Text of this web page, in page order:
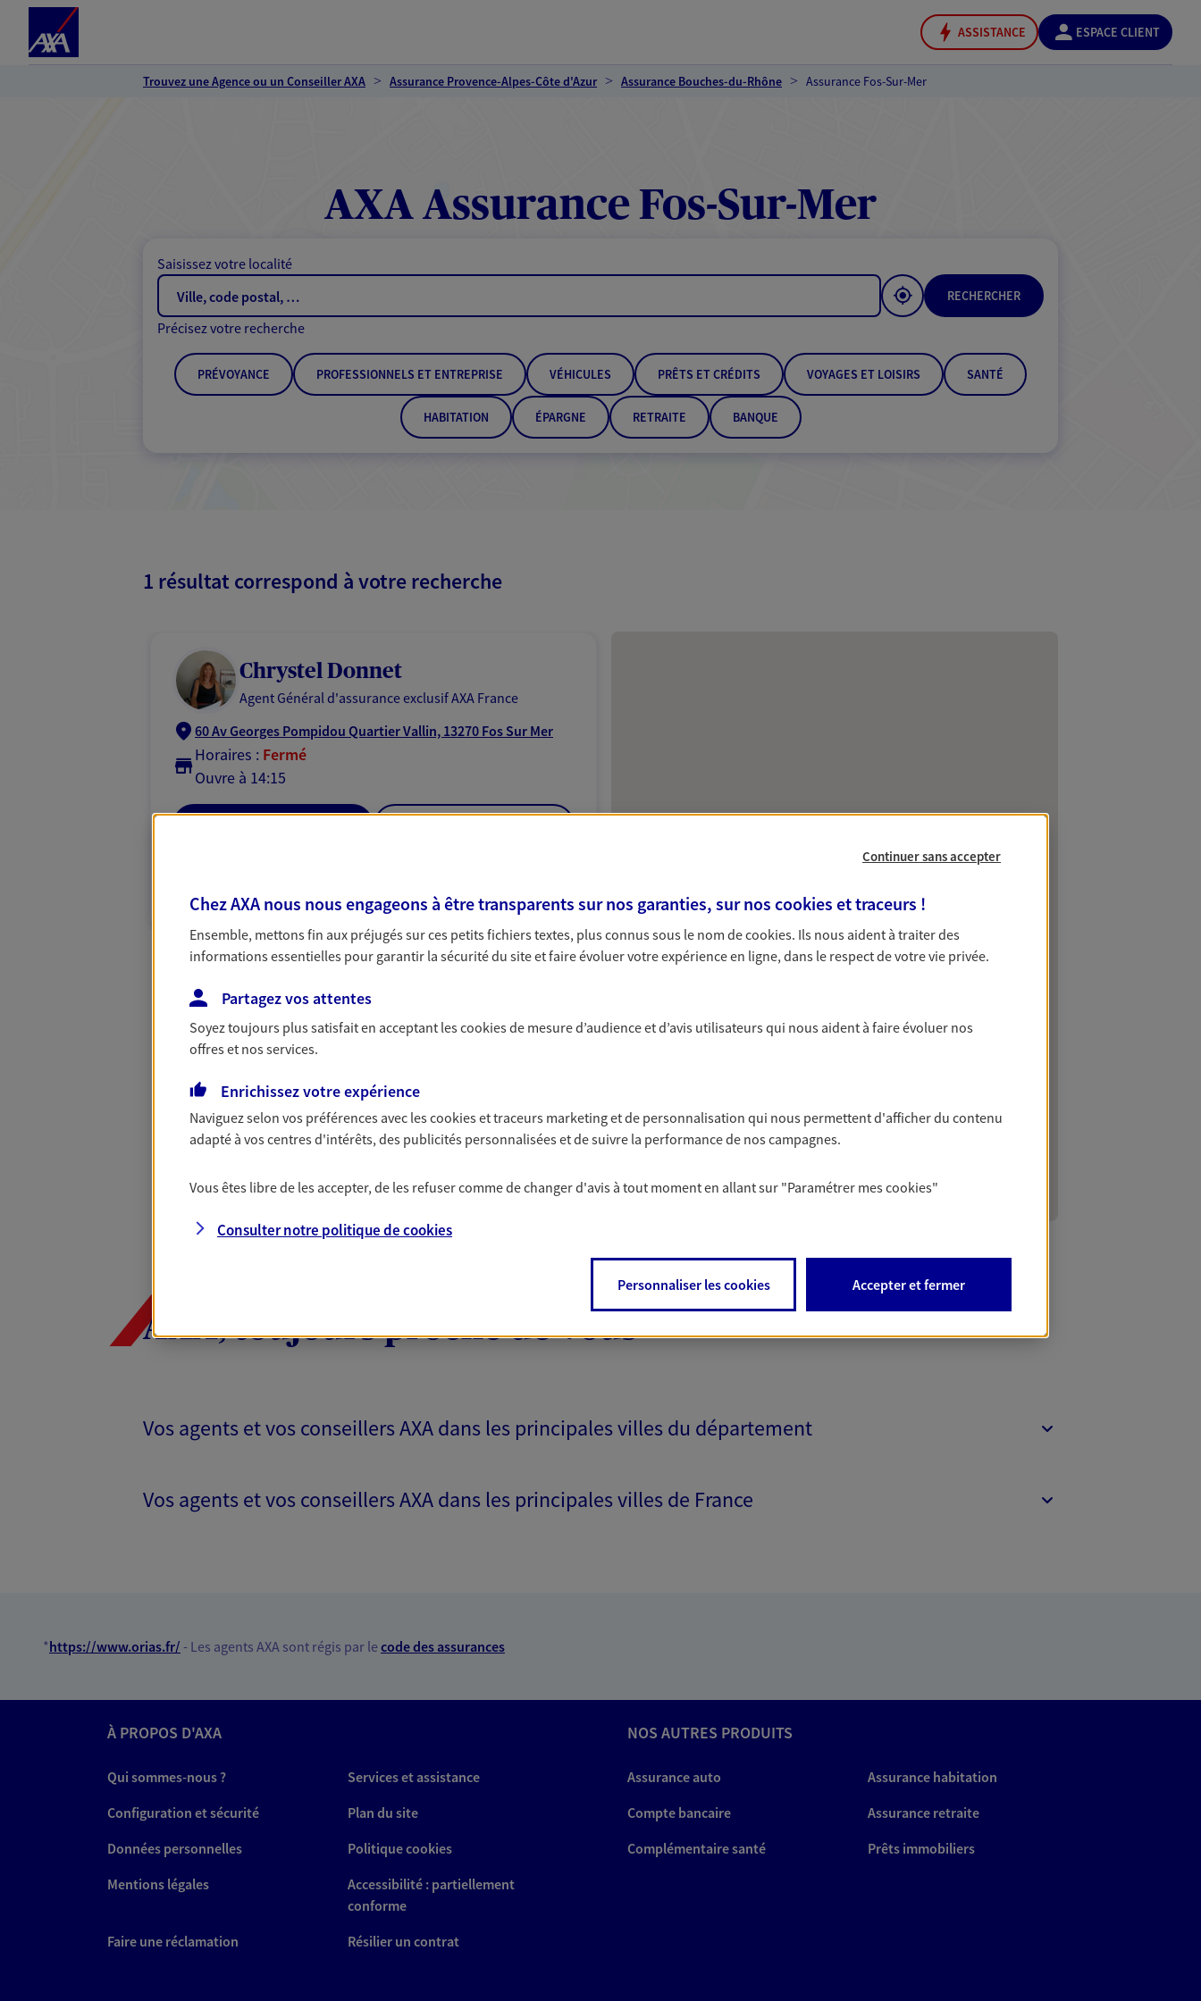
ASSISTANCE ESPACE CLIENT
Trouvez une Agence ou un Conseiller AXA Assurance Provence-Alpes-Côte d'Azur Assurance Bouches-du-Rhône Assurance Fos-Sur-Mer
AXA Assurance Fos-Sur-Mer
Saisissez votre localité
RECHERCHER
Précisez votre recherche
PRÉVOYANCE PROFESSIONNELS ET ENTREPRISE VÉHICULES PRÊTS ET CRÉDITS VOYAGES ET LOISIRS SANTÉ
HABITATION ÉPARGNE RETRAITE BANQUE
1 résultat correspond à votre recherche
Chrystel Donnet
Agent Général d'assurance exclusif AXA France
60 Av Georges Pompidou Quartier Vallin, 13270 Fos Sur Mer
Horaires : Fermé
Ouvre à 14:15
N° Orias * (orias.fr) : 07013641
AXA, toujours proche de vous
Vos agents et vos conseillers AXA dans les principales villes du département
Vos agents et vos conseillers AXA dans les principales villes de France
*https://www.orias.fr/ - Les agents AXA sont régis par lecode des assurances
À PROPOS D'AXA
Qui sommes-nous ?
Services et assistance
Configuration et sécurité
Plan du site
Données personnelles
Politique cookies
Mentions légales
Accessibilité : partiellement
conforme
Faire une réclamation
Résilier un contrat
NOS AUTRES PRODUITS
Assurance auto
Assurance habitation
Compte bancaire
Assurance retraite
Complémentaire santé
Prêts immobiliers
Continuer sans accepter
Chez AXA nous nous engageons à être transparents sur nos garanties, sur nos cookies et traceurs !
Ensemble, mettons fin aux préjugés sur ces petits fichiers textes, plus connus sous le nom decookies. Ils nous aident à traiter des
informations essentielles pour garantir la sécurité du site et faire évoluer votre expérience en ligne, dans le respect de votre vie privée.
Partagez vos attentes
Soyez toujours plus satisfait en acceptant lescookiesde mesure d’audience et d’avis utilisateurs qui nous aident à faire évoluer nos
offres et nos services.
Enrichissez votre expérience
Naviguez selon vos préférences avec lescookies et traceurs marketing et de personnalisation qui nous permettent d'afficher du contenu
adapté à vos centres d'intérêts, des publicités personnalisées et de suivre la performance de nos campagnes.
Vous êtes libre de les accepter, de les refuser comme de changer d'avis à tout moment en allant sur "Paramétrer mescookies"
Consulter notre politique decookies
Personnaliser les cookies Accepter et fermer